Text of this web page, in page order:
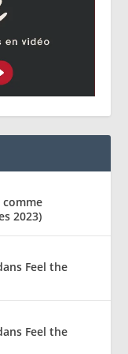
comme
2023)
Feel the
Feel the